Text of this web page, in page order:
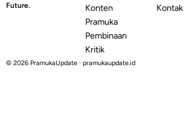
Future.
Konten
Pramuka
Pembinaan
Kritik
Kontak
© 2026 PramukaUpdate · pramukaupdate.id